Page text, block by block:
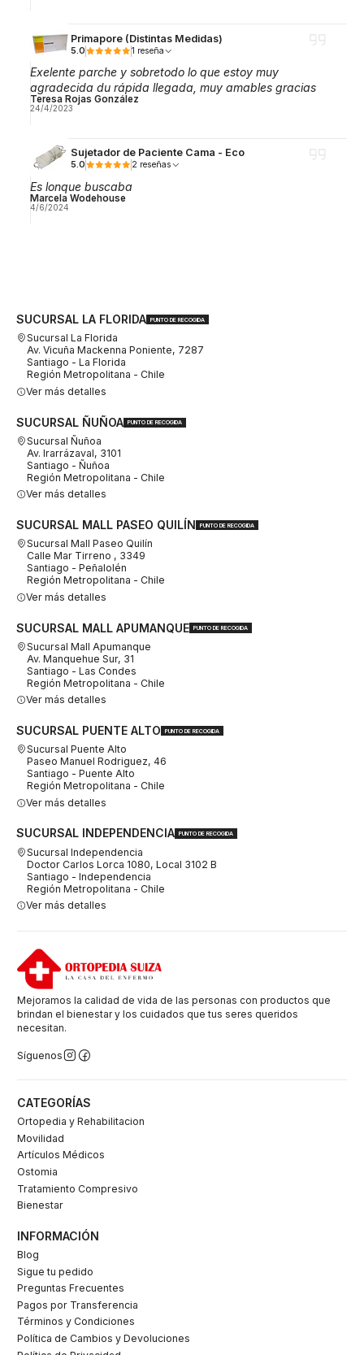
Primapore (Distintas Medidas)
5.0 1 reseña
Exelente parche y sobretodo lo que estoy muy
agradecida du rápida llegada, muy amables gracias
Teresa Rojas González
24/4/2023
Sujetador de Paciente Cama - Eco
5.0 2 reseñas
Es lonque buscaba
Marcela Wodehouse
4/6/2024
SUCURSAL LA FLORIDA PUNTO DE RECOGIDA
Sucursal La Florida
Av. Vicuña Mackenna Poniente, 7287
Santiago - La Florida
Región Metropolitana - Chile
Ver más detalles
SUCURSAL ÑUÑOA PUNTO DE RECOGIDA
Sucursal Ñuñoa
Av. Irarrázaval, 3101
Santiago - Ñuñoa
Región Metropolitana - Chile
Ver más detalles
SUCURSAL MALL PASEO QUILÍN PUNTO DE RECOGIDA
Sucursal Mall Paseo Quilín
Calle Mar Tirreno , 3349
Santiago - Peñalolén
Región Metropolitana - Chile
Ver más detalles
SUCURSAL MALL APUMANQUE PUNTO DE RECOGIDA
Sucursal Mall Apumanque
Av. Manquehue Sur, 31
Santiago - Las Condes
Región Metropolitana - Chile
Ver más detalles
SUCURSAL PUENTE ALTO PUNTO DE RECOGIDA
Sucursal Puente Alto
Paseo Manuel Rodriguez, 46
Santiago - Puente Alto
Región Metropolitana - Chile
Ver más detalles
SUCURSAL INDEPENDENCIA PUNTO DE RECOGIDA
Sucursal Independencia
Doctor Carlos Lorca 1080, Local 3102 B
Santiago - Independencia
Región Metropolitana - Chile
Ver más detalles
Mejoramos la calidad de vida de las personas con productos que
brindan el bienestar y los cuidados que tus seres queridos
necesitan.
Síguenos
CATEGORÍAS
Ortopedia y Rehabilitacion
Movilidad
Artículos Médicos
Ostomia
Tratamiento Compresivo
Bienestar
INFORMACIÓN
Blog
Sigue tu pedido
Preguntas Frecuentes
Pagos por Transferencia
Términos y Condiciones
Política de Cambios y Devoluciones